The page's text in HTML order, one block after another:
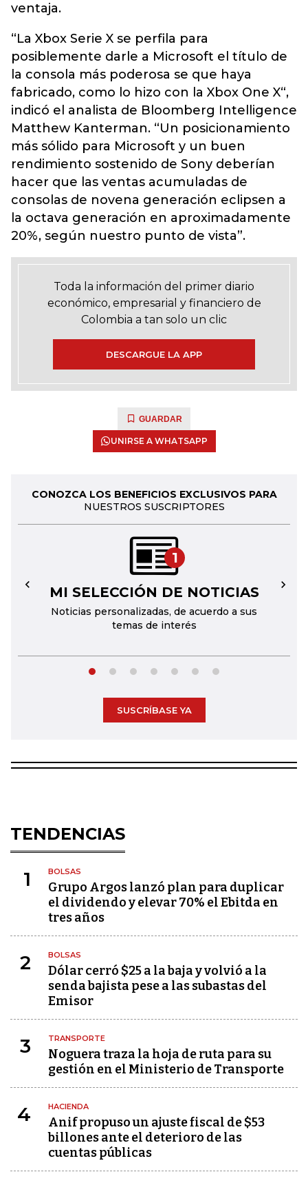
ventaja.
“La Xbox Serie X se perfila para
posiblemente darle a Microsoft el título de
la consola más poderosa se que haya
fabricado, como lo hizo con la Xbox One X“,
indicó el analista de Bloomberg Intelligence
Matthew Kanterman. “Un posicionamiento
más sólido para Microsoft y un buen
rendimiento sostenido de Sony deberían
hacer que las ventas acumuladas de
consolas de novena generación eclipsen a
la octava generación en aproximadamente
20%, según nuestro punto de vista”.
Toda la información del primer diario
económico, empresarial y financiero de
Colombia a tan solo un clic
DESCARGUE LA APP
GUARDAR
UNIRSE A WHATSAPP
CONOZCA LOS BENEFICIOS EXCLUSIVOS PARA
NUESTROS SUSCRIPTORES
1
MI SELECCIÓN DE NOTICIAS
Noticias personalizadas, de acuerdo a sus
temas de interés
← →
SUSCRÍBASE YA
TENDENCIAS
1 BOLSAS
Grupo Argos lanzó plan para duplicar
el dividendo y elevar 70% el Ebitda en
tres años
2 BOLSAS
Dólar cerró $25 a la baja y volvió a la
senda bajista pese a las subastas del
Emisor
3 TRANSPORTE
Noguera traza la hoja de ruta para su
gestión en el Ministerio de Transporte
4 HACIENDA
Anif propuso un ajuste fiscal de $53
billones ante el deterioro de las
cuentas públicas